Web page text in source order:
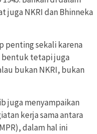
NKRI dan Bhinneka
penting sekali karena
bentuk tetapi juga
bukan NKRI, bukan
juga menyampaikan
kerja sama antara
dalam hal ini